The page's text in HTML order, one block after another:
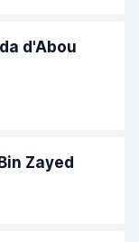
d'Abou
Zayed